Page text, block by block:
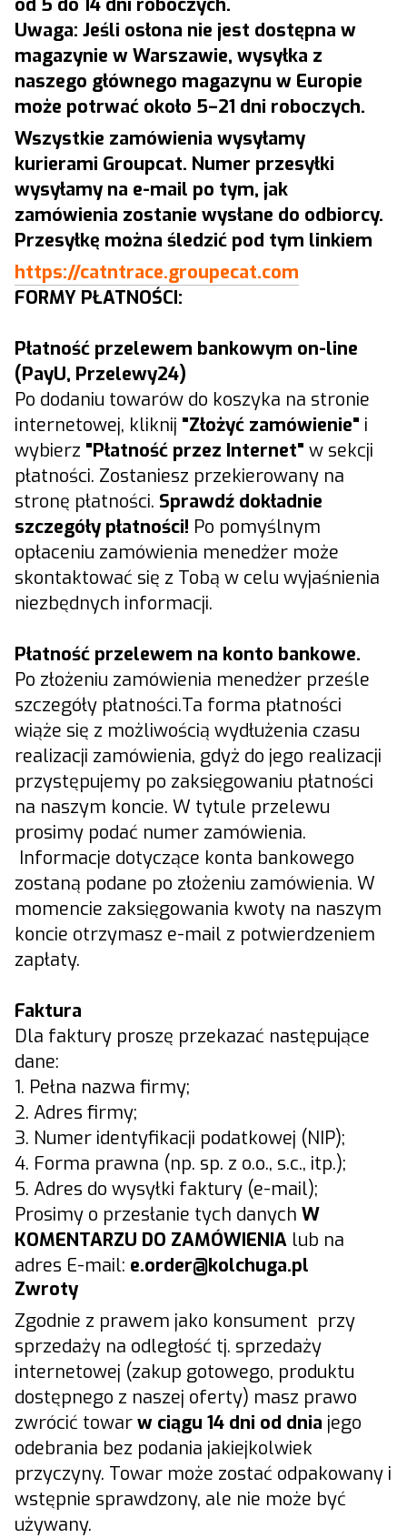
od 5 do 14 dni roboczych.
Uwaga: Jeśli osłona nie jest dostępna w
magazynie w Warszawie, wysyłka z
naszego głównego magazynu w Europie
może potrwać około 5–21 dni roboczych.
Wszystkie zamówienia wysyłamy
kurierami Groupcat. Numer przesyłki
wysyłamy na e-mail po tym, jak
zamówienia zostanie wysłane do odbiorcy.
Przesyłkę można śledzić pod tym linkiem
https://catntrace.groupecat.com
FORMY PŁATNOŚCI:
Płatność przelewem bankowym on-line
(PayU, Przelewy24)
Po dodaniu towarów do koszyka na stronie
internetowej, kliknij "Złożyć zamówienie" i
wybierz "Płatność przez Internet" w sekcji
płatności. Zostaniesz przekierowany na
stronę płatności. Sprawdź dokładnie
szczegóły płatności! Po pomyślnym
opłaceniu zamówienia menedżer może
skontaktować się z Tobą w celu wyjaśnienia
niezbędnych informacji.
Płatność przelewem na konto bankowe.
Po złożeniu zamówienia menedżer prześle
szczegóły płatności.Ta forma płatności
wiąże się z możliwością wydłużenia czasu
realizacji zamówienia, gdyż do jego realizacji
przystępujemy po zaksięgowaniu płatności
na naszym koncie. W tytule przelewu
prosimy podać numer zamówienia.
Informacje dotyczące konta bankowego
zostaną podane po złożeniu zamówienia. W
momencie zaksięgowania kwoty na naszym
koncie otrzymasz e-mail z potwierdzeniem
zapłaty.
Faktura
Dla faktury proszę przekazać następujące
dane:
1. Pełna nazwa firmy;
2. Adres firmy;
3. Numer identyfikacji podatkowej (NIP);
4. Forma prawna (np. sp. z o.o., s.c., itp.);
5. Adres do wysyłki faktury (e-mail);
Prosimy o przesłanie tych danych W
KOMENTARZU DO ZAMÓWIENIA lub na
adres E-mail: e.order@kolchuga.pl
Zwroty
Zgodnie z prawem jako konsument przy
sprzedaży na odległość tj. sprzedaży
internetowej (zakup gotowego, produktu
dostępnego z naszej oferty) masz prawo
zwrócić towarw ciągu 14 dni od dnia jego
odebrania bez podania jakiejkolwiek
przyczyny. Towar może zostać odpakowany i
wstępnie sprawdzony, ale nie może być
używany.